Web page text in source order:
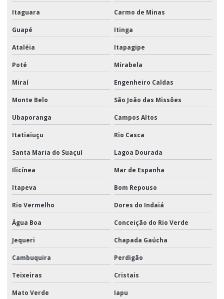
Itaguara Carmo de Minas
Guapé Itinga
Ataléia Itapagipe
Poté Mirabela
Miraí Engenheiro Caldas
Monte Belo São João das Missões
Ubaporanga Campos Altos
Itatiaiuçu Rio Casca
Santa Maria do Suaçuí Lagoa Dourada
Ilicínea Mar de Espanha
Itapeva Bom Repouso
Rio Vermelho Dores do Indaiá
Água Boa Conceição do Rio Verde
Jequeri Chapada Gaúcha
Cambuquira Perdigão
Teixeiras Cristais
Mato Verde Iapu